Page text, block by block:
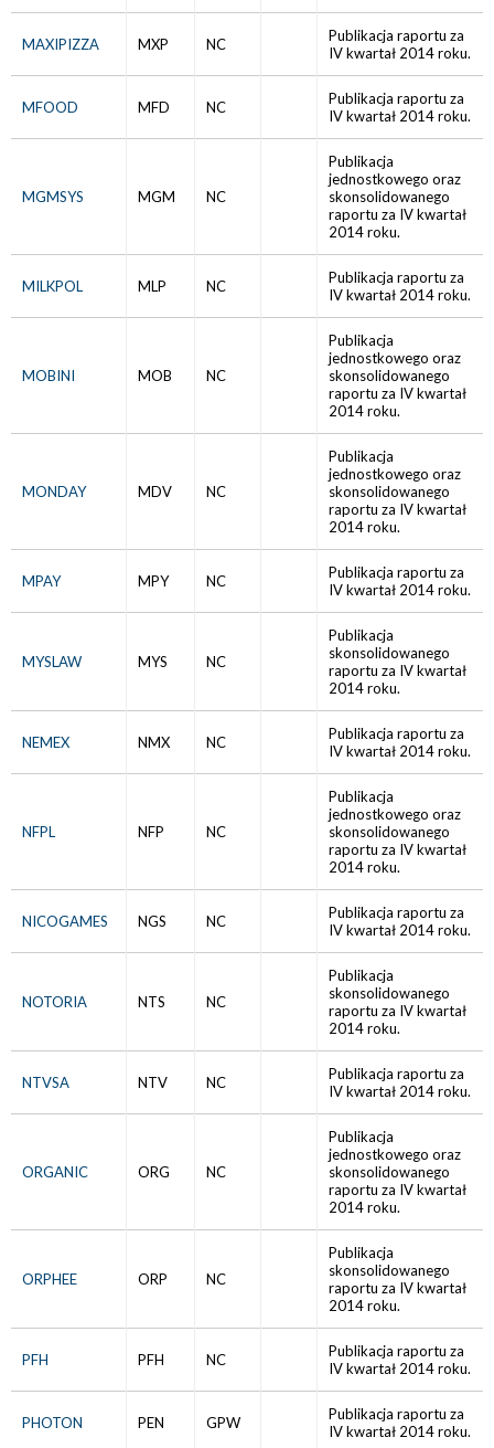
MAXIPIZZA MXP NC
Publikacja raportu za
IV kwartał 2014 roku.
MFOOD MFD NC
Publikacja raportu za
IV kwartał 2014 roku.
MGMSYS MGM NC
Publikacja
jednostkowego oraz
skonsolidowanego
raportu za IV kwartał
2014 roku.
MILKPOL MLP NC
Publikacja raportu za
IV kwartał 2014 roku.
MOBINI MOB NC
Publikacja
jednostkowego oraz
skonsolidowanego
raportu za IV kwartał
2014 roku.
MONDAY MDV NC
Publikacja
jednostkowego oraz
skonsolidowanego
raportu za IV kwartał
2014 roku.
MPAY MPY NC
Publikacja raportu za
IV kwartał 2014 roku.
MYSLAW MYS NC
Publikacja
skonsolidowanego
raportu za IV kwartał
2014 roku.
NEMEX NMX NC
Publikacja raportu za
IV kwartał 2014 roku.
NFPL NFP NC
Publikacja
jednostkowego oraz
skonsolidowanego
raportu za IV kwartał
2014 roku.
NICOGAMES NGS NC
Publikacja raportu za
IV kwartał 2014 roku.
NOTORIA NTS NC
Publikacja
skonsolidowanego
raportu za IV kwartał
2014 roku.
NTVSA NTV NC
Publikacja raportu za
IV kwartał 2014 roku.
ORGANIC ORG NC
Publikacja
jednostkowego oraz
skonsolidowanego
raportu za IV kwartał
2014 roku.
ORPHEE ORP NC
Publikacja
skonsolidowanego
raportu za IV kwartał
2014 roku.
PFH PFH NC
Publikacja raportu za
IV kwartał 2014 roku.
PHOTON PEN GPW
Publikacja raportu za
IV kwartał 2014 roku.